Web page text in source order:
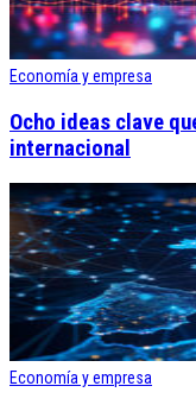
Economía y empresa
Ocho ideas clave
internacional
Economía y empresa